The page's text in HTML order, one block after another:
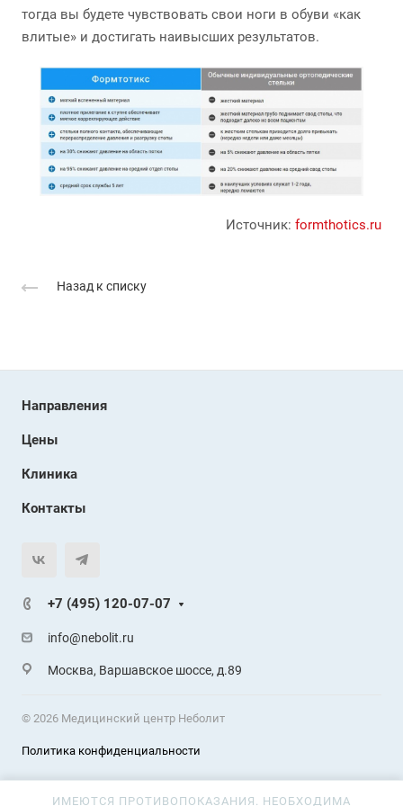
тогда вы будете чувствовать свои ноги в обуви «как
влитые» и достигать наивысших результатов.
Источник: formthotics.ru
Назад к списку
Направления
Цены
Клиника
Контакты
+7 (495) 120-07-07
info@nebolit.ru
Москва, Варшавское шоссе, д.89
© 2026 Медицинский центр Неболит
Политика конфиденциальности
ИМЕЮТСЯ ПРОТИВОПОКАЗАНИЯ. НЕОБХОДИМА